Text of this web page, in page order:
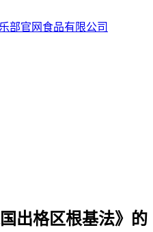
出格区根基法》的